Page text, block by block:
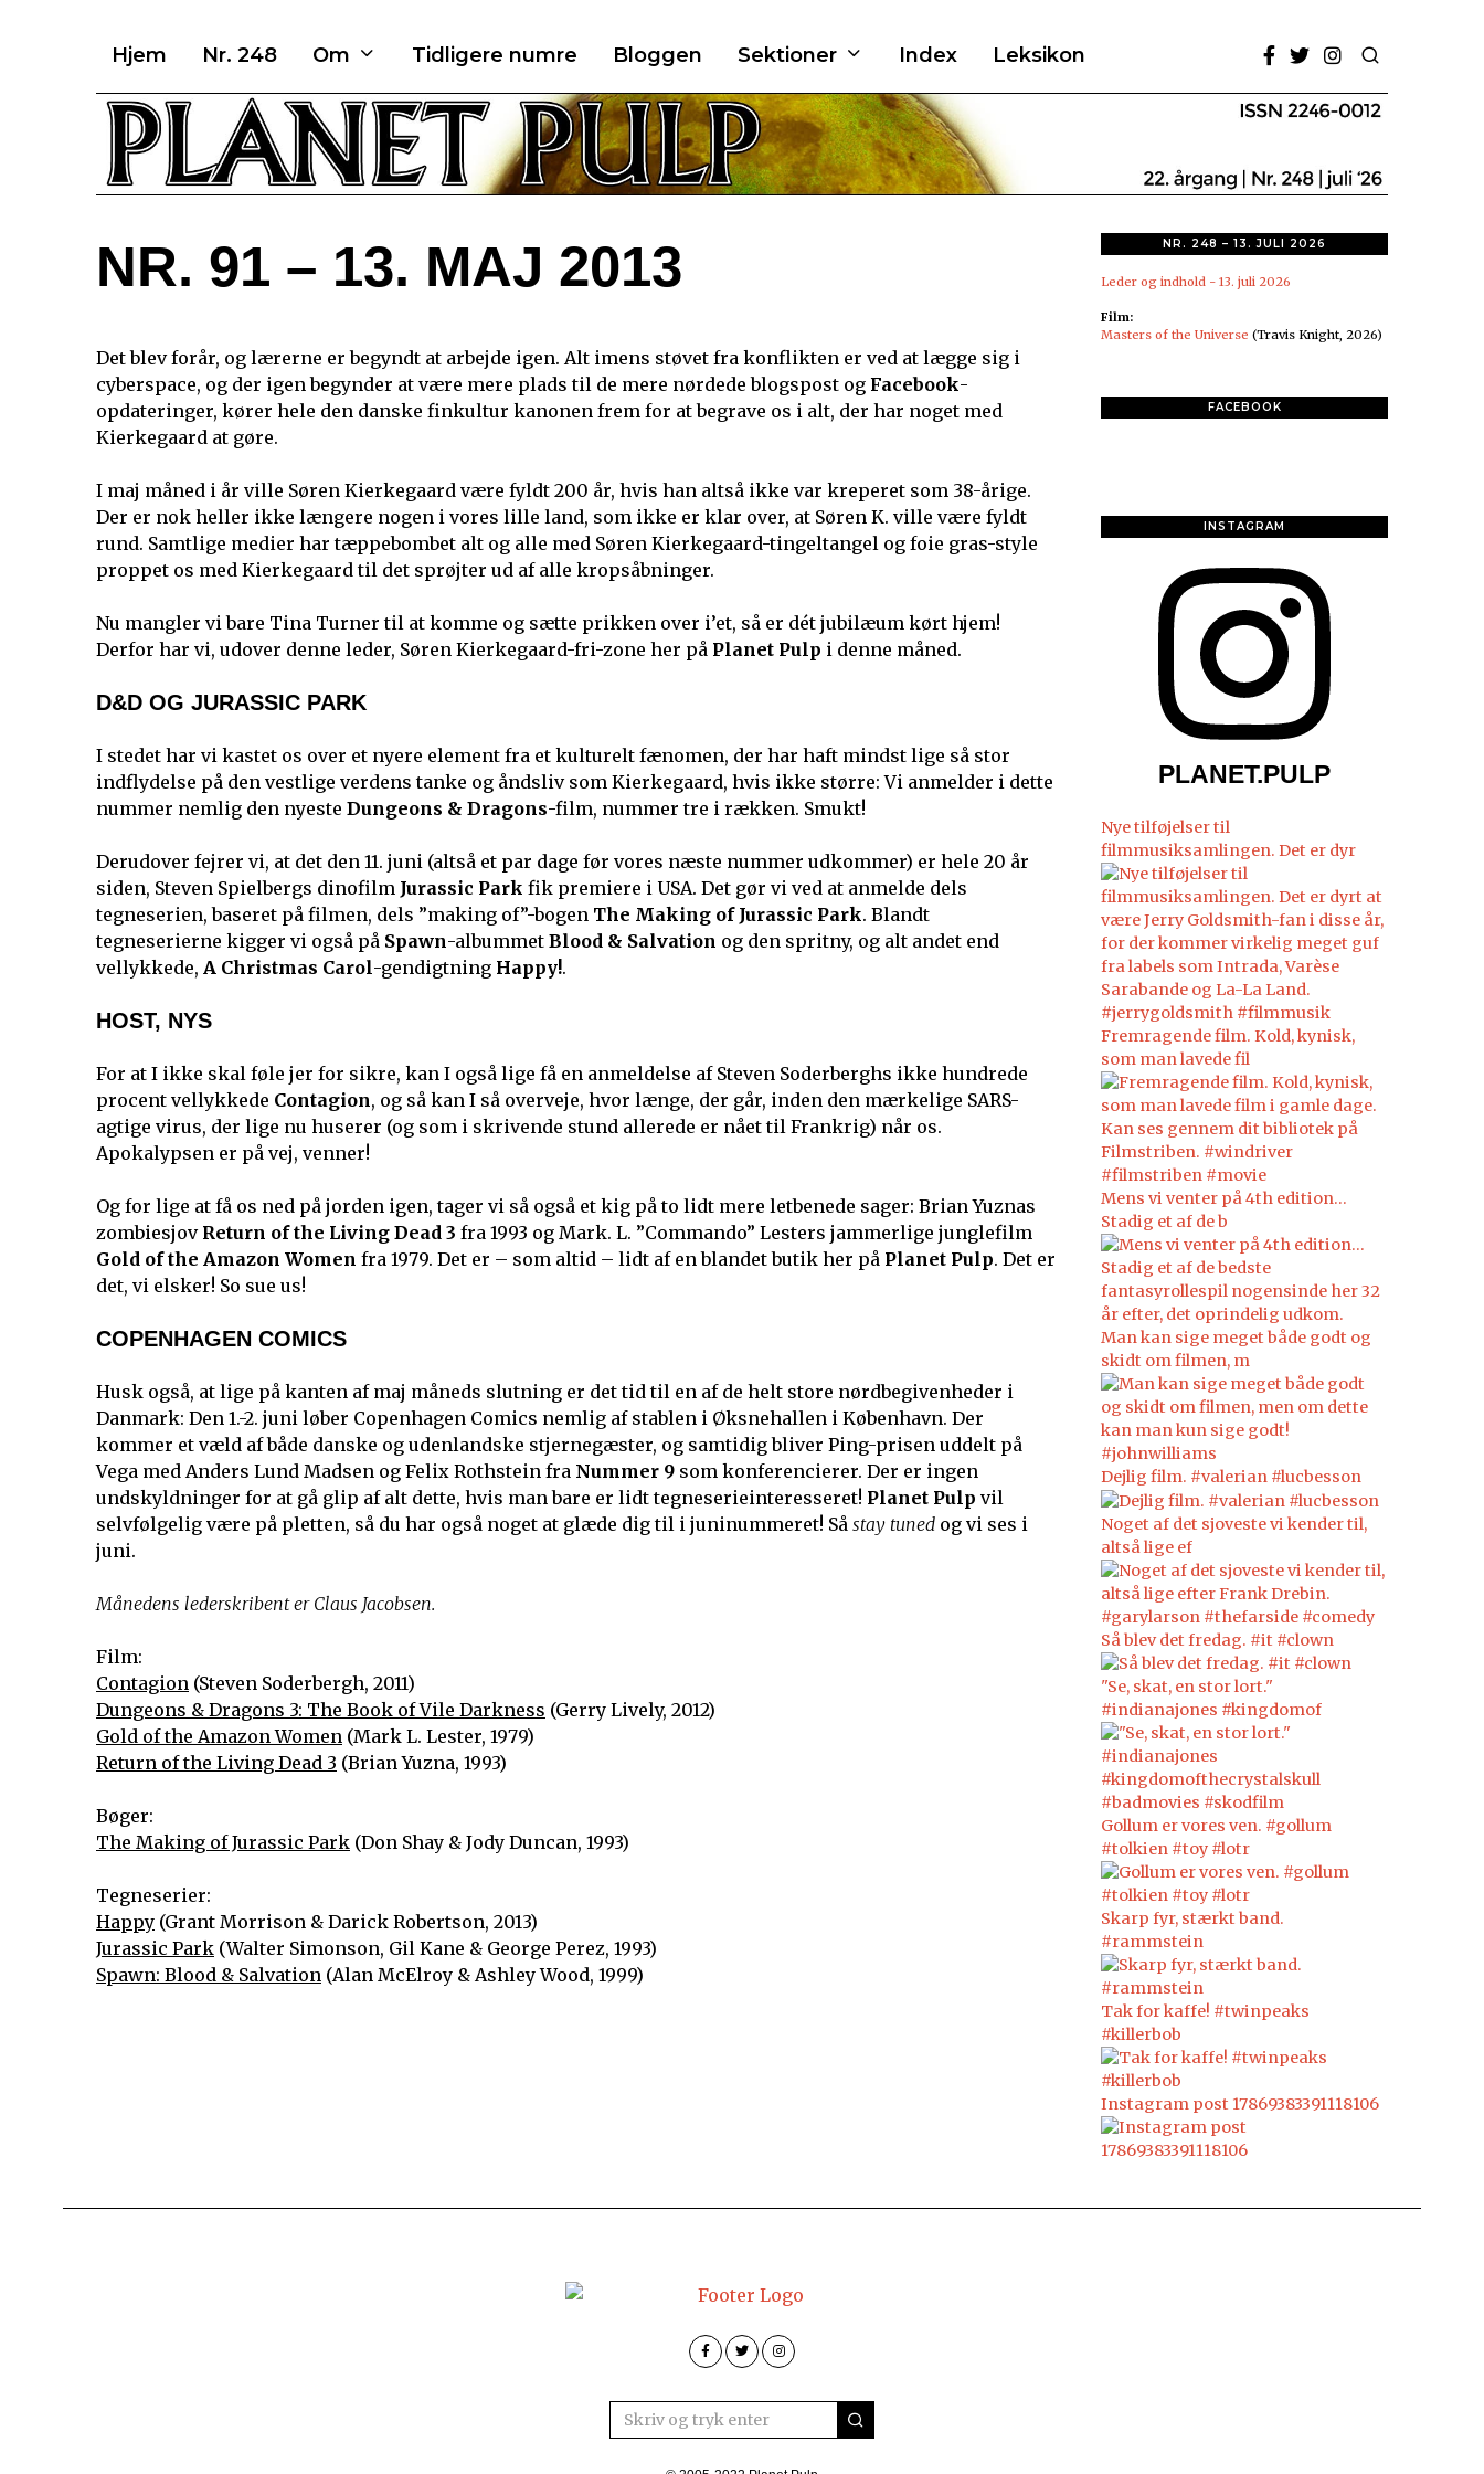
Hjem Nr. 248 Om Tidligere numre Bloggen Sektioner Index Leksikon
NR. 91 – 13. MAJ 2013
Det blev forår, og lærerne er begyndt at arbejde igen. Alt imens støvet fra konflikten er ved at lægge sig i
cyberspace, og der igen begynder at være mere plads til de mere nørdede blogspost og Facebook-
opdateringer, kører hele den danske finkultur kanonen frem for at begrave os i alt, der har noget med
Kierkegaard at gøre.
I maj måned i år ville Søren Kierkegaard være fyldt 200 år, hvis han altså ikke var kreperet som 38-årige.
Der er nok heller ikke længere nogen i vores lille land, som ikke er klar over, at Søren K. ville være fyldt
rund. Samtlige medier har tæppebombet alt og alle med Søren Kierkegaard-tingeltangel og foie gras-style
proppet os med Kierkegaard til det sprøjter ud af alle kropsåbninger.
Nu mangler vi bare Tina Turner til at komme og sætte prikken over i’et, så er dét jubilæum kørt hjem!
Derfor har vi, udover denne leder, Søren Kierkegaard-fri-zone her på Planet Pulp i denne måned.
D&D OG JURASSIC PARK
I stedet har vi kastet os over et nyere element fra et kulturelt fænomen, der har haft mindst lige så stor
indflydelse på den vestlige verdens tanke og åndsliv som Kierkegaard, hvis ikke større: Vi anmelder i dette
nummer nemlig den nyeste Dungeons & Dragons-film, nummer tre i rækken. Smukt!
Derudover fejrer vi, at det den 11. juni (altså et par dage før vores næste nummer udkommer) er hele 20 år
siden, Steven Spielbergs dinofilm Jurassic Park fik premiere i USA. Det gør vi ved at anmelde dels
tegneserien, baseret på filmen, dels ”making of”-bogen The Making of Jurassic Park. Blandt
tegneserierne kigger vi også på Spawn-albummet Blood & Salvation og den spritny, og alt andet end
vellykkede, A Christmas Carol-gendigtning Happy!.
HOST, NYS
For at I ikke skal føle jer for sikre, kan I også lige få en anmeldelse af Steven Soderberghs ikke hundrede
procent vellykkede Contagion, og så kan I så overveje, hvor længe, der går, inden den mærkelige SARS-
agtige virus, der lige nu huserer (og som i skrivende stund allerede er nået til Frankrig) når os.
Apokalypsen er på vej, venner!
Og for lige at få os ned på jorden igen, tager vi så også et kig på to lidt mere letbenede sager: Brian Yuznas
zombiesjov Return of the Living Dead 3 fra 1993 og Mark. L. ”Commando” Lesters jammerlige junglefilm
Gold of the Amazon Women fra 1979. Det er – som altid – lidt af en blandet butik her på Planet Pulp. Det er
det, vi elsker! So sue us!
COPENHAGEN COMICS
Husk også, at lige på kanten af maj måneds slutning er det tid til en af de helt store nørdbegivenheder i
Danmark: Den 1.-2. juni løber Copenhagen Comics nemlig af stablen i Øksnehallen i København. Der
kommer et væld af både danske og udenlandske stjernegæster, og samtidig bliver Ping-prisen uddelt på
Vega med Anders Lund Madsen og Felix Rothstein fra Nummer 9 som konferencierer. Der er ingen
undskyldninger for at gå glip af alt dette, hvis man bare er lidt tegneserieinteresseret! Planet Pulp vil
selvfølgelig være på pletten, så du har også noget at glæde dig til i juninummeret! Så stay tuned og vi ses i
juni.
Månedens lederskribent er Claus Jacobsen.
Film:
Contagion (Steven Soderbergh, 2011)
Dungeons & Dragons 3: The Book of Vile Darkness (Gerry Lively, 2012)
Gold of the Amazon Women (Mark L. Lester, 1979)
Return of the Living Dead 3 (Brian Yuzna, 1993)
Bøger:
The Making of Jurassic Park (Don Shay & Jody Duncan, 1993)
Tegneserier:
Happy (Grant Morrison & Darick Robertson, 2013)
Jurassic Park (Walter Simonson, Gil Kane & George Perez, 1993)
Spawn: Blood & Salvation (Alan McElroy & Ashley Wood, 1999)
NR. 248 – 13. JULI 2026
Leder og indhold - 13. juli 2026
Film:
Masters of the Universe (Travis Knight, 2026)
FACEBOOK
INSTAGRAM
PLANET.PULP
Nye tilføjelser til
filmmusiksamlingen. Det er dyr
Fremragende film. Kold, kynisk,
som man lavede fil
Mens vi venter på 4th edition...
Stadig et af de b
Man kan sige meget både godt og
skidt om filmen, m
Dejlig film. #valerian #lucbesson
Noget af det sjoveste vi kender til,
altså lige ef
Så blev det fredag. #it #clown
"Se, skat, en stor lort."
#indianajones #kingdomof
Gollum er vores ven. #gollum
#tolkien #toy #lotr
Skarp fyr, stærkt band.
#rammstein
Tak for kaffe! #twinpeaks
#killerbob
Instagram post 17869383391118106